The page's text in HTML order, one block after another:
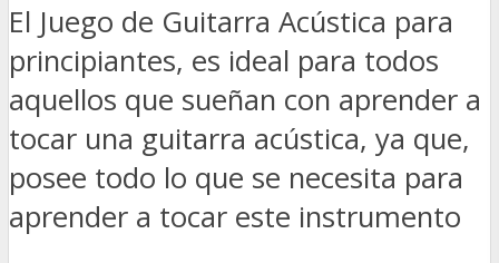
El Juego de Guitarra Acústica para
principiantes, es ideal para todos
aquellos que sueñan con aprender a
tocar una guitarra acústica, ya que,
posee todo lo que se necesita para
aprender a tocar este instrumento